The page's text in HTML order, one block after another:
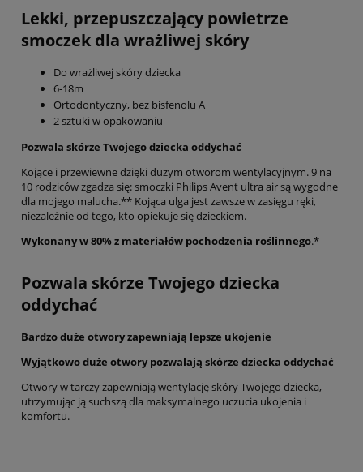
Lekki, przepuszczający powietrze
smoczek dla wrażliwej skóry
Do wrażliwej skóry dziecka
6-18m
Ortodontyczny, bez bisfenolu A
2 sztuki w opakowaniu
Pozwala skórze Twojego dziecka oddychać
Kojące i przewiewne dzięki dużym otworom wentylacyjnym. 9 na
10 rodziców zgadza się: smoczki Philips Avent ultra air są wygodne
dla mojego malucha.** Kojąca ulga jest zawsze w zasięgu ręki,
niezależnie od tego, kto opiekuje się dzieckiem.
Wykonany w 80% z materiałów pochodzenia roślinnego.*
Pozwala skórze Twojego dziecka
oddychać
Bardzo duże otwory zapewniają lepsze ukojenie
Wyjątkowo duże otwory pozwalają skórze dziecka oddychać
Otwory w tarczy zapewniają wentylację skóry Twojego dziecka,
utrzymując ją suchszą dla maksymalnego uczucia ukojenia i
komfortu.